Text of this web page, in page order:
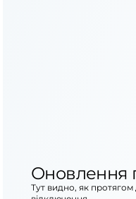
Оновлення
Тут видно, як протягом